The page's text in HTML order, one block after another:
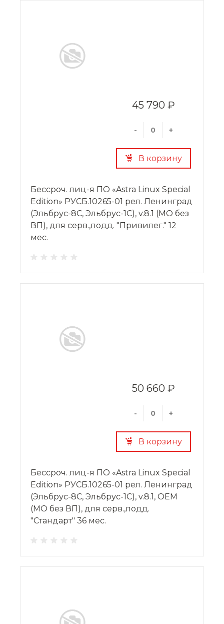
45 790 ₽
- +
В корзину
Бессроч. лиц-я ПО «Astra Linux Special
Edition» РУСБ.10265-01 рел. Ленинград
(Эльбрус-8С, Эльбрус-1С), v.8.1 (МО без
ВП), для серв.,подд. "Привилег." 12
мес.
50 660 ₽
- +
В корзину
Бессроч. лиц-я ПО «Astra Linux Special
Edition» РУСБ.10265-01 рел. Ленинград
(Эльбрус-8С, Эльбрус-1С), v.8.1, OEM
(МО без ВП), для серв.,подд.
"Стандарт" 36 мес.